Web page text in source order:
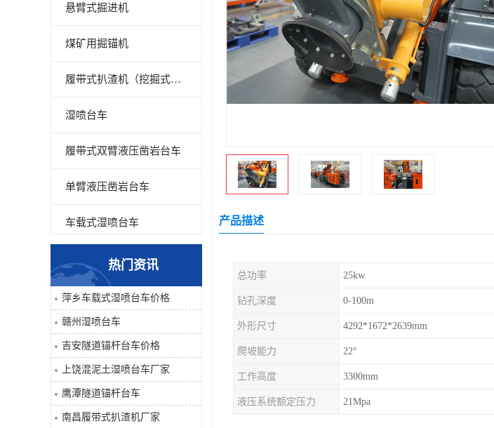
悬臂式掘进机
煤矿用掘锚机
履带式扒渣机（挖掘式装载机）
湿喷台车
履带式双臂液压凿岩台车
单臂液压凿岩台车
车载式湿喷台车
多臂凿岩台车
单臂凿岩台车系列
大坡度用履带扒渣机≤32度
隧道锚杆台车
混泥土湿喷台车
热门资讯
萍乡车载式湿喷台车价格
赣州湿喷台车
吉安隧道锚杆台车价格
上饶混泥土湿喷台车厂家
鹰潭隧道锚杆台车
南昌履带式扒渣机厂家
产品描述
总功率 25kw
钻孔深度 0-100m
外形尺寸 4292*1672*2639mm
爬坡能力 22°
工作高度 3300mm
液压系统额定压力 21Mpa